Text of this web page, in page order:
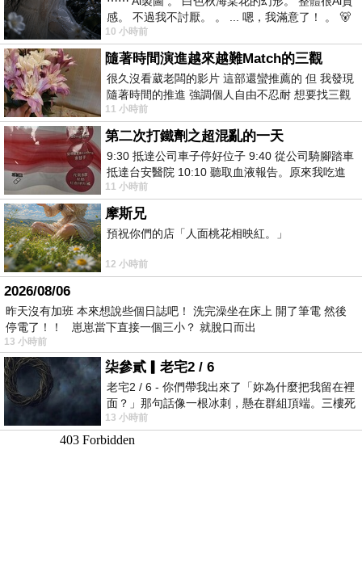
感。 不過我不討厭。 。 ... 嗯，我滿意了！ 。 🐻
昨中
10 小時前
隨著時間演進越來越難Match的三觀
很久沒看葳老闆的影片 這部還蠻推薦的 但 我發現
隨著時間的推進 強調個人自由不忍耐 想要找三觀
接近的不要說對象 連朋友都超
11 小時前
第二次打鐵劑之超混亂的一天
9:30 抵達公司車子停好位子 9:40 從公司騎腳踏車
抵達台安醫院 10:10 聽取血液報告。原來我吃進
去的 B12 彌可保並非沒有吸收而是超
11 小時前
摩斯兄
預祝你們的店「人面桃花相映紅。」
12 小時前
2026/08/06
昨天沒有加班 本來想說些個日誌吧！ 洗完澡坐在床上 開了筆電 然後
停電了！！ 崽崽當下直接一個三小？ 就脫口而出
13 小時前
柒參貳▎老宅2 / 6
老宅2 / 6 - 你們帶我出來了「妳為什麼把我留在裡
面？」那句話像一根冰刺，懸在群組頂端。三樓死
死盯著照片裡的人。那個人確實站在
13 小時前